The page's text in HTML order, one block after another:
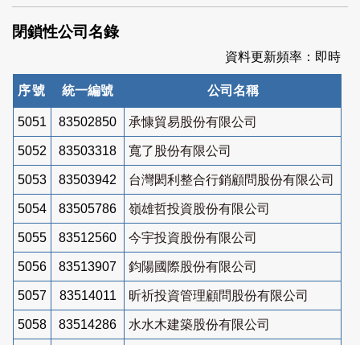
索
閉鎖性公司名錄
資料更新頻率：即時
序號 統一編號 公司名稱
5051 83502850 承慷貿易股份有限公司
5052 83503318 寬了股份有限公司
5053 83503942 台灣閎利整合行銷顧問股份有限公司
5054 83505786 嶺雄哲投資股份有限公司
5055 83512560 今宇投資股份有限公司
5056 83513907 鈞陽國際股份有限公司
5057 83514011 昕祈投資管理顧問股份有限公司
5058 83514286 水水木建築股份有限公司